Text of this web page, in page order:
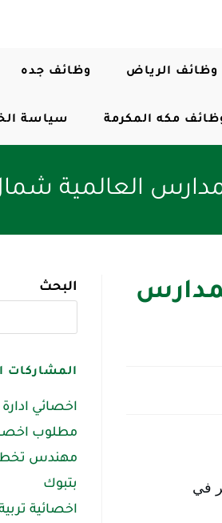
وظائف الرياض وظائف جده
مكه المكرمة سياسة
العالمية
البحث
المشاركات
اخصائي
مطلوب
مهندس
بتبوك
اخصائية